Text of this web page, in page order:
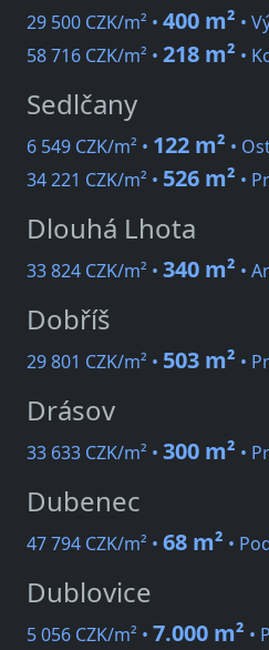
29 500 CZK/m² • 400 m² •
58 716 CZK/m² • 218 m² •
Sedlčany
6 549 CZK/m² • 122 m² •
34 221 CZK/m² • 526 m² •
Dlouhá Lhota
33 824 CZK/m² • 340 m² •
Dobříš
29 801 CZK/m² • 503 m² •
Drásov
33 633 CZK/m² • 300 m² •
Dubenec
47 794 CZK/m² • 68 m² •
Dublovice
5 056 CZK/m² • 7.000 m² •